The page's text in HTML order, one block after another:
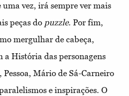
vez, irá sempre ver mais
peças do puzzle. Por fim,
mergulhar de cabeça,
a História das personagens
Mário de Sá-Carneiro
e inspirações. O